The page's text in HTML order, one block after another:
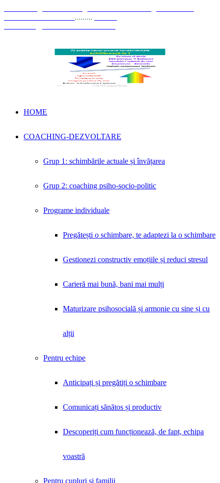
.........
HOME
COACHING-DEZVOLTARE
Grup 1: schimbările actuale și învățarea
Grup 2: coaching psiho-socio-politic
Programe individuale
Pregătești o schimbare, te adaptezi la o schimbare
Gestionezi constructiv emoțiile și reduci stresul
Carieră mai bună, bani mai mulți
Maturizare psihosocială și armonie cu sine și cu
alții
Pentru echipe
Anticipați și pregătiți o schimbare
Comunicați sănătos și productiv
Descoperiți cum funcționează, de fapt, echipa
voastră
Pentru cupluri și familii